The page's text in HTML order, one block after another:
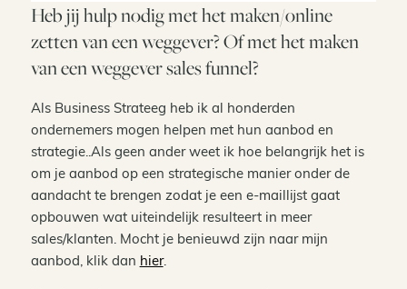
Heb jij hulp nodig met het maken/online
zetten van een weggever? Of met het maken
van een weggever sales funnel?
Als Business Strateeg heb ik al honderden
ondernemers mogen helpen met hun aanbod en
strategie..Als geen ander weet ik hoe belangrijk het is
om je aanbod op een strategische manier onder de
aandacht te brengen zodat je een e-maillijst gaat
opbouwen wat uiteindelijk resulteert in meer
sales/klanten. Mocht je benieuwd zijn naar mijn
aanbod, klik dan hier.